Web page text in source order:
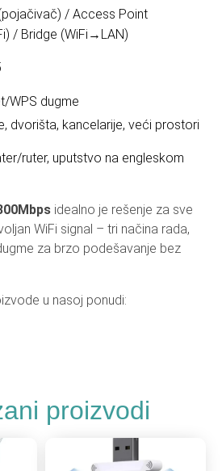
/ Access Point
/ Bridge (WiFi→LAN)
WPS dugme
dvorišta, kancelarije, veći prostori
ruter, uputstvo na engleskom
idealno je rešenje za sve
WiFi signal – tri načina rada,
za brzo podešavanje bez
u nasoj ponudi:
proizvodi